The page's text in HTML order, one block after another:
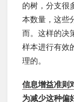
的树，分支很
本数量，这些
而。这样的决
样本进行有效
理的。
信息增益准则
为减少这种偏